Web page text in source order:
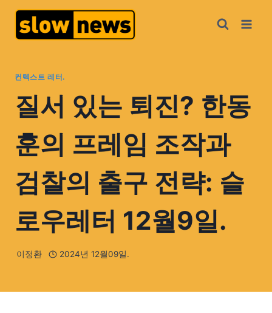
컨텍스트 레터.
질서 있는 퇴진? 한동
훈의 프레임 조작과
검찰의 출구 전략: 슬
로우레터 12월9일.
이정환 2024년 12월09일.